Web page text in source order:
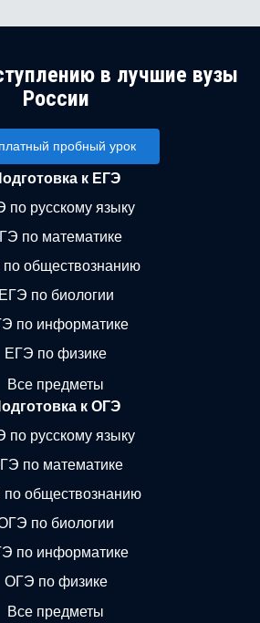
в лучшие вузы
России
пробный урок
к ЕГЭ
по русскому языку
по математике
обществознанию
ЕГЭ по биологии
по информатике
ЕГЭ по физике
Все предметы
к ОГЭ
по русскому языку
по математике
обществознанию
по биологии
по информатике
ОГЭ по физике
Все предметы